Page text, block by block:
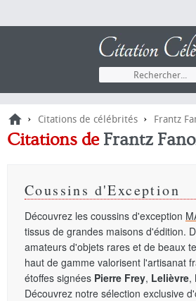
› Citations de célébrités › Frantz
Citations de Frantz
Coussins d'Exception
Découvrez les coussins d'exception
tissus de grandes maisons d'édition.
amateurs d'objets rares et de beaux
haut de gamme valorisent l'artisanat
étoffes signées Pierre Frey, Lelièvre,
Découvrez notre sélection exclusive